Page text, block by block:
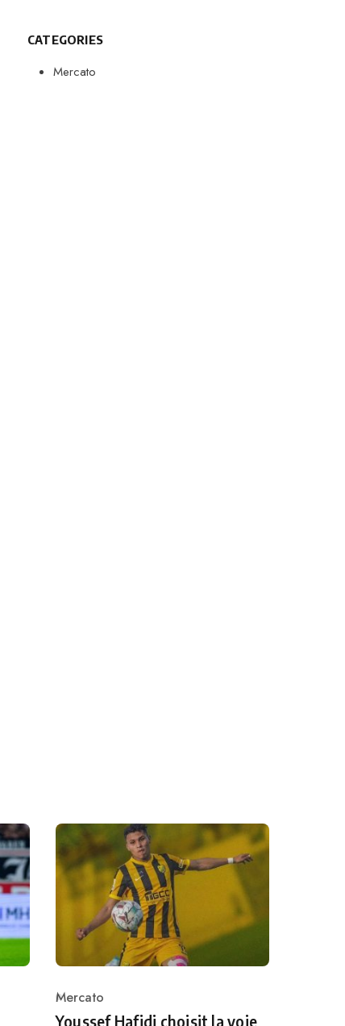
CATEGORIES
Mercato
Category
Mercato
Youssef Hafidi choisit la voie